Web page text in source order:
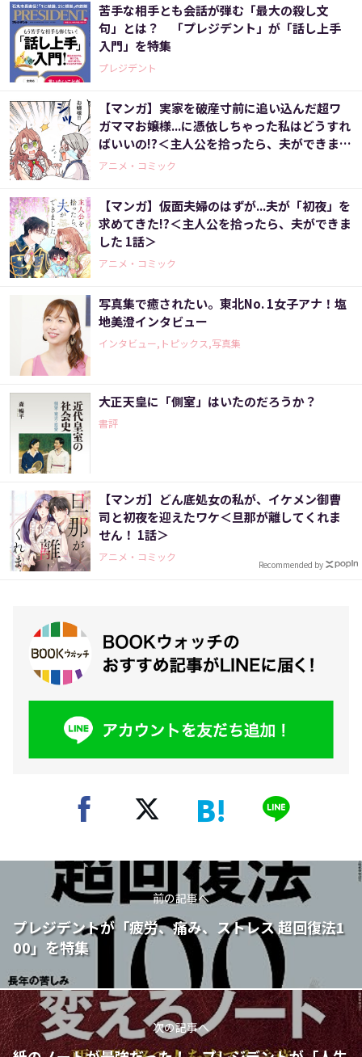
苦手な相手とも会話が弾む「最大の殺し文
句」とは？ 「プレジデント」が「話し上手
入門」を特集
プレジデント
【マンガ】実家を破産寸前に追い込んだ超ワ
ガママお嬢様...に憑依しちゃった私はどうすれ
ばいいの!?＜主人公を拾ったら、夫ができまし
た 2話＞
アニメ・コミック
【マンガ】仮面夫婦のはずが...夫が「初夜」を
求めてきた!?＜主人公を拾ったら、夫ができま
した 1話＞
アニメ・コミック
写真集で癒されたい。東北No. 1女子アナ！塩
地美澄インタビュー
インタビュー,トピックス,写真集
大正天皇に「側室」はいたのだろうか？
書評
【マンガ】どん底処女の私が、イケメン御曹
司と初夜を迎えたワケ＜旦那が離してくれま
せん！ 1話＞
アニメ・コミック
Recommended by
前の記事へ
プレジデントが「疲労、痛み、ストレス 超回復法1
00」を特集
次の記事へ